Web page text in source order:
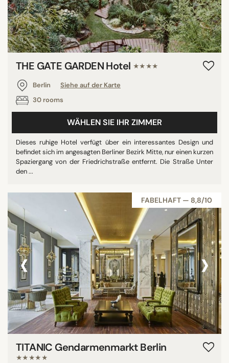
THE GATE GARDEN Hotel ★★★★
Berlin
Siehe auf der Karte
30 rooms
WÄHLEN SIE IHR ZIMMER
Dieses ruhige Hotel verfügt über ein interessantes Design und
befindet sich im angesagten Berliner Bezirk Mitte, nur einen kurzen
Spaziergang von der Friedrichstraße entfernt. Die Straße Unter
den ...
FABELHAFT — 8,8/10
‹ ›
TITANIC Gendarmenmarkt Berlin
★★★★★